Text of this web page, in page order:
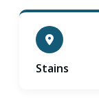
Stains